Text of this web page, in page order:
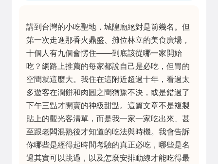
講到台灣的小吃聖地，城隍廟絕對是前幾名。但
第一次走進那香火鼎盛、攤位林立的美食廣場，
十個人有九個會愣住——到底該從哪一家開始
吃？網路上推薦的每家都說自己是必吃，但胃的
空間就這麼大。我住在這附近超過十年，看過太
多遊客在潤餅和肉圓之間猶豫不決，或是錯過了
下午三點才開賣的神級甜點。這篇文章不是複製
貼上的觀光客清單，而是我一家一家吃出來、甚
至跟老闆混熟後才知道的吃法與時機。我會告訴
你哪些是經得起時間考驗的真正必吃，哪些是名
過其實可以跳過，以及怎麼安排動線才能吃得最